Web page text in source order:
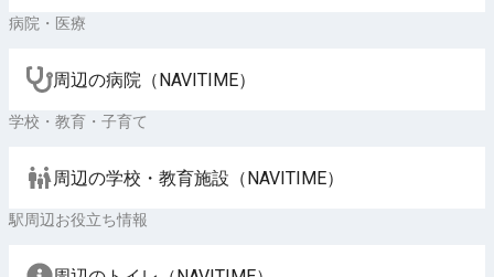
病院・医療
周辺の病院（NAVITIME）
学校・教育・子育て
周辺の学校・教育施設（NAVITIME）
駅周辺お役立ち情報